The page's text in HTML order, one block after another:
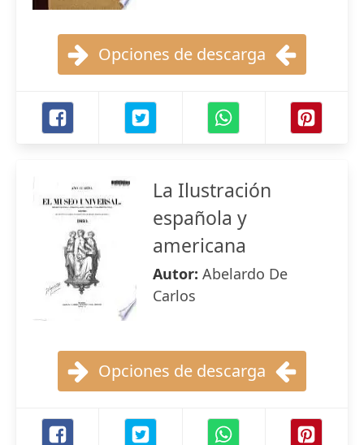
Opciones de descarga
La Ilustración
española y
americana
Autor: Abelardo De
Carlos
Opciones de descarga